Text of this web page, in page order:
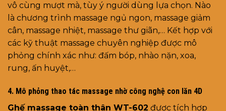
vô cùng mượt mà, tùy ý người dùng lựa chọn. Nào
là chương trình massage ngủ ngon, massage giảm
cân, massage nhiệt, massage thư giãn,… Kết hợp với
các kỹ thuật massage chuyên nghiệp được mô
phỏng chính xác như: đấm bóp, nhào nặn, xoa,
rung, ấn huyệt,…
4. Mô phỏng thao tác massage nhờ công nghệ con lăn 4D
Ghế massage toàn thân WT-602 được tích hợp